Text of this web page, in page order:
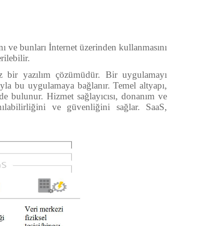
ve bunları İnternet üzerinden kullanmasını
bir yazılım çözümüdür. Bir uygulamayı
bu uygulamaya bağlanır. Temel altyapı,
bulunur. Hizmet sağlayıcısı, donanım ve
ve güvenliğini sağlar. SaaS,